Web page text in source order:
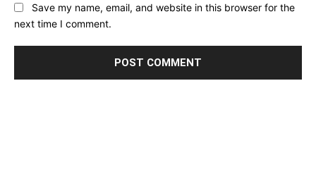
Save my name, email, and website in this browser for the
next time I comment.